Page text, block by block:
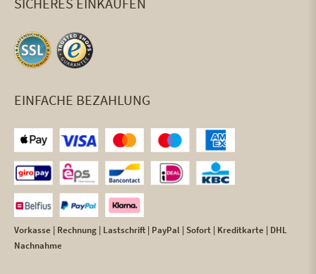
EINFACHE BEZAHLUNG
Vorkasse | Rechnung | Lastschrift | PayPal | Sofort | Kreditkarte | DHL
Nachnahme